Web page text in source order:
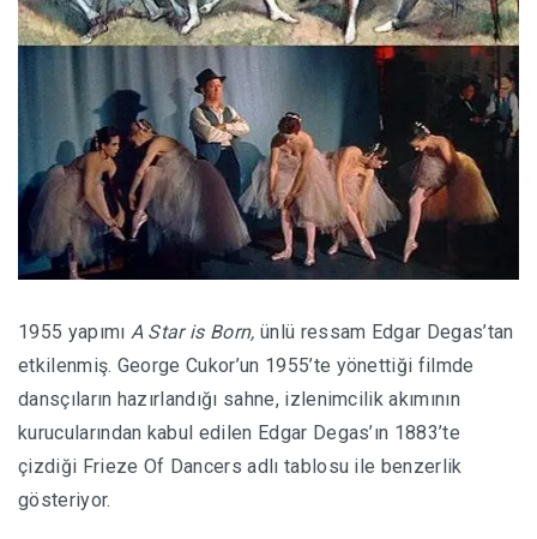
1955 yapımı A Star is Born, ünlü ressam Edgar Degas’tan
etkilenmiş. George Cukor’un 1955’te yönettiği filmde
dansçıların hazırlandığı sahne, izlenimcilik akımının
kurucularından kabul edilen Edgar Degas’ın 1883’te
çizdiği Frieze Of Dancers adlı tablosu ile benzerlik
gösteriyor.